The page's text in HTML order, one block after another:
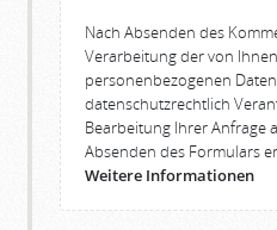
Nach Absenden des
Verarbeitung der von
personenbezogenen
datenschutzrechtlich
Bearbeitung Ihrer Anfrage
Absenden des Formulars
Weitere Informationen